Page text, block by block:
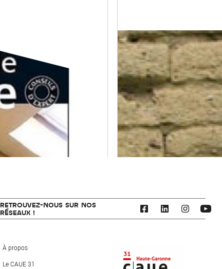
RETROUVEZ-NOUS SUR NOS
RÉSEAUX !
À propos
Le CAUE 31